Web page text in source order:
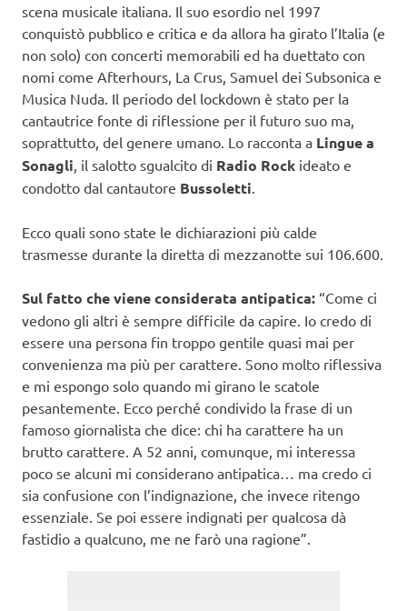
scena musicale italiana. Il suo esordio nel 1997
conquistò pubblico e critica e da allora ha girato l’Italia (e
non solo) con concerti memorabili ed ha duettato con
nomi come Afterhours, La Crus, Samuel dei Subsonica e
Musica Nuda. Il periodo del lockdown è stato per la
cantautrice fonte di riflessione per il futuro suo ma,
soprattutto, del genere umano. Lo racconta a Lingue a
Sonagli , il salotto sgualcito di Radio Rock ideato e
condotto dal cantautore Bussoletti
Ecco quali sono state le dichiarazioni più calde
trasmesse durante la diretta di mezzanotte sui 106.600.
Sul fatto che viene considerata antipatica: “Come ci
vedono gli altri è sempre difficile da capire. Io credo di
essere una persona fin troppo gentile quasi mai per
convenienza ma più per carattere. Sono molto riflessiva
e mi espongo solo quando mi girano le scatole
pesantemente. Ecco perché condivido la frase di un
famoso giornalista che dice: chi ha carattere ha un
brutto carattere. A 52 anni, comunque, mi interessa
poco se alcuni mi considerano antipatica… ma credo ci
sia confusione con l’indignazione, che invece ritengo
essenziale. Se poi essere indignati per qualcosa dà
fastidio a qualcuno, me ne farò una ragione”.